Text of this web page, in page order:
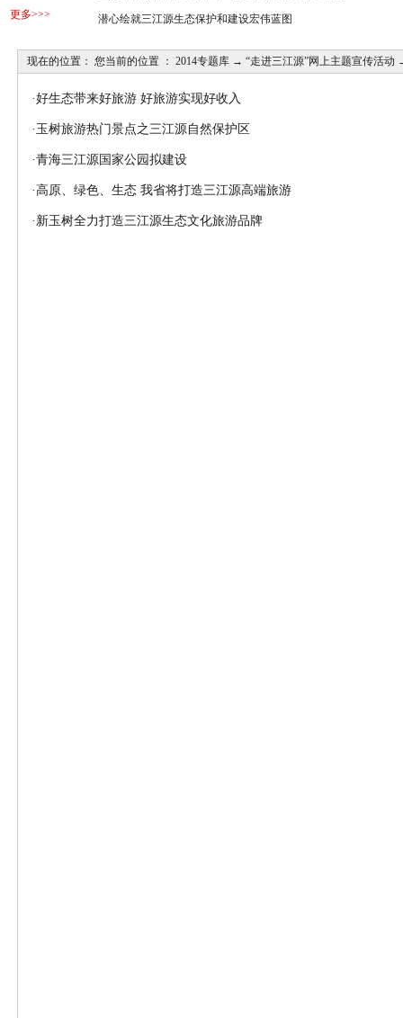
更多>>> 潜心绘就三江源生态保护和建设宏伟蓝图
现在的位置： 您当前的位置 ： 2014专题库 → “走进三江源”网上主题宣传活动
·好生态带来好旅游 好旅游实现好收入
· 玉树旅游热门景点之三江源自然保护区
·青海三江源国家公园拟建设
·高原、绿色、生态 我省将打造三江源高端旅游
· 新玉树全力打造三江源生态文化旅游品牌